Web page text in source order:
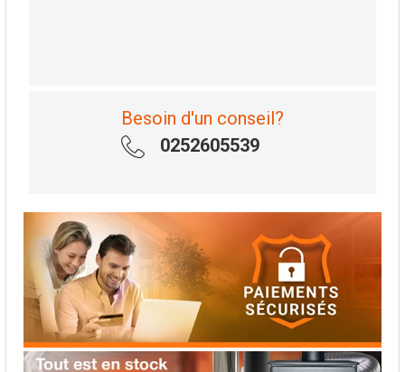
Besoin d'un conseil?
0252605539